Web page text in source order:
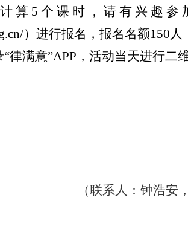
计算5个课时，请有兴趣
）进行报名，报名名额150人
“律满意”APP，活动当天进行二
（联系人：钟浩安